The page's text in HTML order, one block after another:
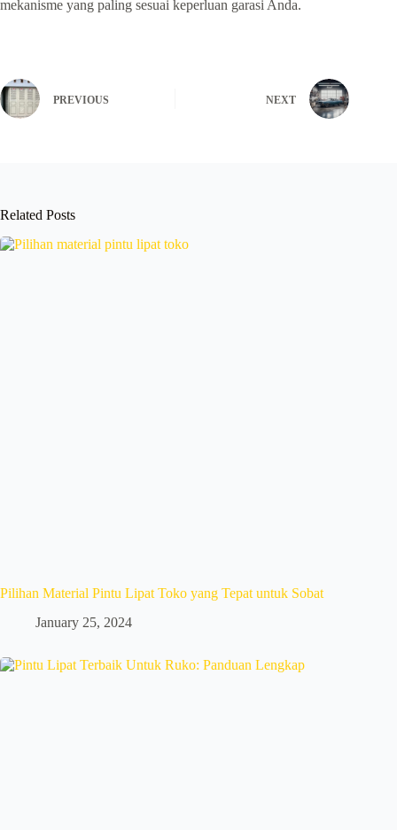
mekanisme yang paling sesuai keperluan garasi Anda.
PREVIOUS NEXT
Related Posts
Pilihan Material Pintu Lipat Toko yang Tepat untuk Sobat
January 25, 2024